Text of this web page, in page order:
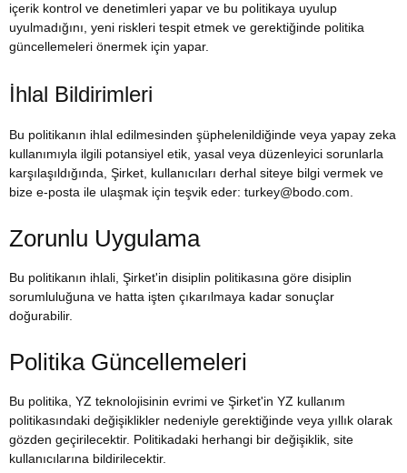
içerik kontrol ve denetimleri yapar ve bu politikaya uyulup
uyulmadığını, yeni riskleri tespit etmek ve gerektiğinde politika
güncellemeleri önermek için yapar.
İhlal Bildirimleri
Bu politikanın ihlal edilmesinden şüphelenildiğinde veya yapay zeka
kullanımıyla ilgili potansiyel etik, yasal veya düzenleyici sorunlarla
karşılaşıldığında, Şirket, kullanıcıları derhal siteye bilgi vermek ve
bize e-posta ile ulaşmak için teşvik eder: turkey@bodo.com.
Zorunlu Uygulama
Bu politikanın ihlali, Şirket'in disiplin politikasına göre disiplin
sorumluluğuna ve hatta işten çıkarılmaya kadar sonuçlar
doğurabilir.
Politika Güncellemeleri
Bu politika, YZ teknolojisinin evrimi ve Şirket'in YZ kullanım
politikasındaki değişiklikler nedeniyle gerektiğinde veya yıllık olarak
gözden geçirilecektir. Politikadaki herhangi bir değişiklik, site
kullanıcılarına bildirilecektir.